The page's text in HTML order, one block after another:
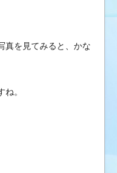
真を見てみると、かな
。